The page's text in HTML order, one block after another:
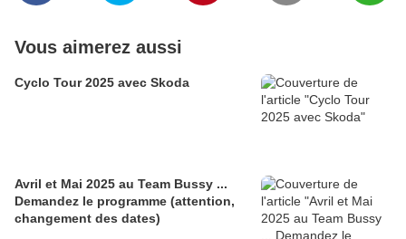
Vous aimerez aussi
Cyclo Tour 2025 avec Skoda
Avril et Mai 2025 au Team Bussy ...
Demandez le programme (attention,
changement des dates)